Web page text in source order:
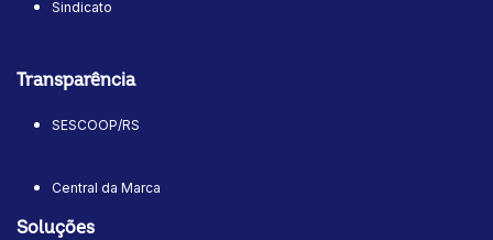
Sindicato
Transparência
SESCOOP/RS
Central da Marca
Soluções